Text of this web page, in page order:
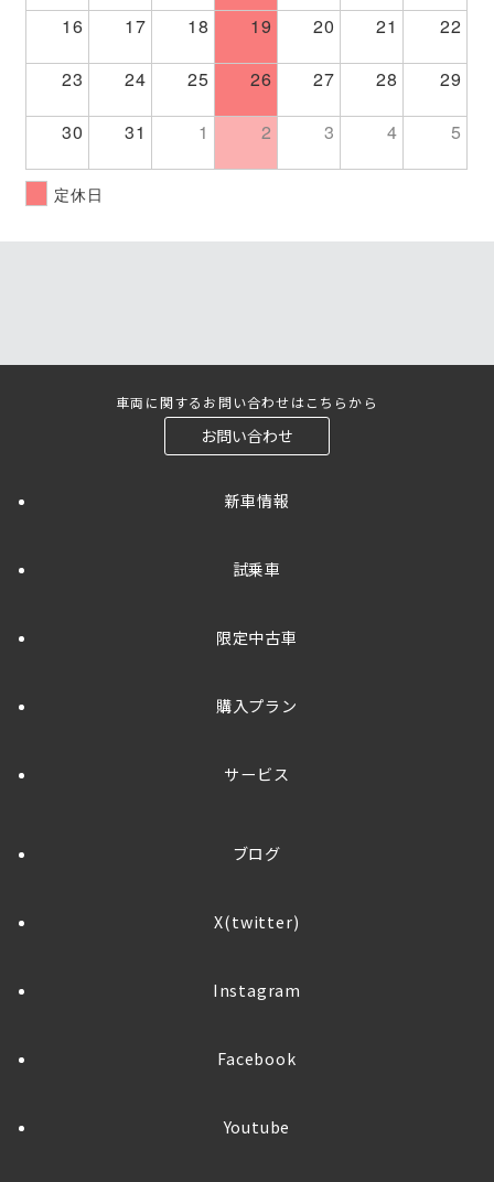
16 17 18 19 20 21 22
23 24 25 26 27 28 29
30 31 1 2 3 4 5
定休日
車両に関するお問い合わせはこちらから
お問い合わせ
新車情報
試乗車
限定中古車
購入プラン
サービス
ブログ
X(twitter)
Instagram
Facebook
Youtube